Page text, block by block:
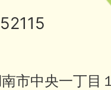
市中央一丁目